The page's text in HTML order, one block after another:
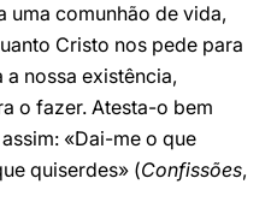
uma comunhão de vida,
Cristo nos pede para
nossa existência,
o fazer. Atesta-o bem
«Dai-me o que
quiserdes» (Confissões,